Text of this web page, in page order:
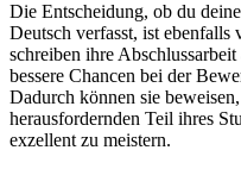
Die Entscheidung, ob du
Deutsch verfasst, ist ebenfalls
schreiben ihre
bessere Chancen bei der
Dadurch können sie
herausfordernden Teil ihres
exzellent zu meistern.